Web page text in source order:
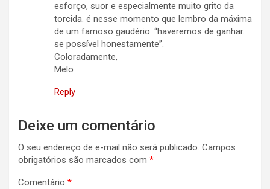
esforço, suor e especialmente muito grito da
torcida. é nesse momento que lembro da máxima
de um famoso gaudério: “haveremos de ganhar.
se possível honestamente”.
Coloradamente,
Melo
Reply
Deixe um comentário
O seu endereço de e-mail não será publicado. Campos
obrigatórios são marcados com *
Comentário *